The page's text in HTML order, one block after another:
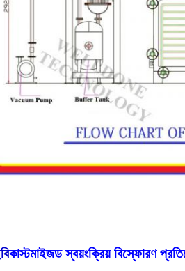
কাস্টমাইজড স্বয়ংক্রিয় বিস্ফোরণ